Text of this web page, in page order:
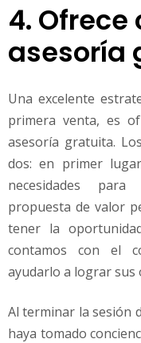
4.
asesoría
Una excelente
primera venta, es
asesoría gratuita.
dos: en primer
necesidades
propuesta de valor
tener la
contamos con el
ayudarlo a lograr sus
Al terminar la sesión
haya tomado